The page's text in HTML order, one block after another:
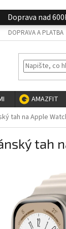
Doprava nad
DOPRAVA A PLATBA
AMAZFIT
tah na Apple
tah